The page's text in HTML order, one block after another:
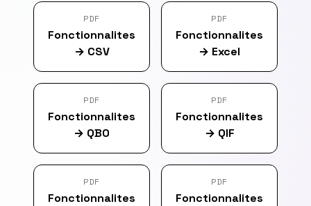
PDF
Fonctionnalites
→ CSV
PDF
Fonctionnalites
→ Excel
PDF
Fonctionnalites
→ QBO
PDF
Fonctionnalites
→ QIF
PDF
Fonctionnalites
PDF
Fonctionnalites